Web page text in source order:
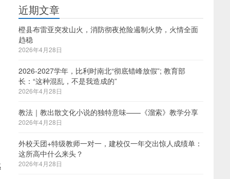
近期文章
橙县布雷亚突发山火，消防彻夜抢险遏制火势，火情全面
趋稳
2026年4月28日
2026-2027学年，比利时南北“彻底错峰放假”; 教育部
长：“这种混乱，不是我造成的”
2026年4月28日
教法｜教出散文化小说的独特意味——《溜索》教学分享
2026年4月28日
外校天团+特级教师一对一，建校仅一年交出惊人成绩单：
这所高中什么来头？
2026年4月28日